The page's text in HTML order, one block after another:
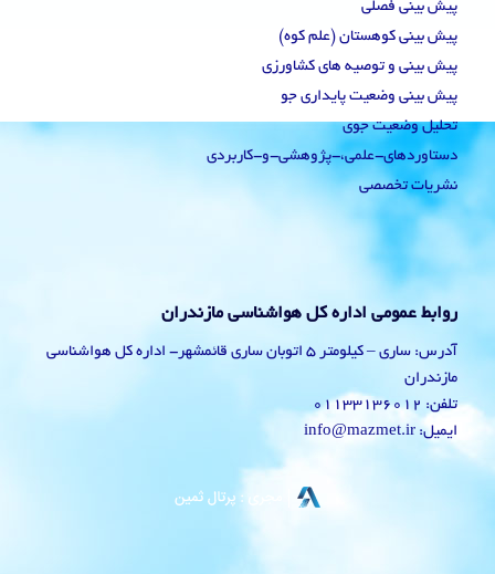
پیش بینی فصلی
پیش بینی کوهستان (علم کوه)
پیش بینی و توصیه های کشاورزی
پیش بینی وضعیت پایداری جو
تحلیل وضعیت جوی
دستاوردهای-علمی،-پژوهشی-و-کاربردی
نشریات تخصصی
روابط عمومی اداره کل هواشناسی مازندران
آدرس: ساری – کیلومتر 5 اتوبان ساری قائمشهر- اداره کل هواشناسی
مازندران
تلفن: 01133136012
ایمیل: info@mazmet.ir